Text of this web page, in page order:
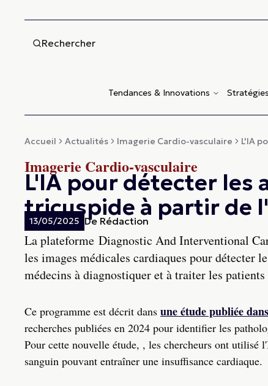
Rechercher
Tendances & Innovations
Accueil Actualités Imagerie Cardio-vasculaire L'IA
Imagerie Cardio-vasculaire
L'IA pour détecter les
tricuspide à partir de
13/05/2025 De Rédaction
La plateforme Diagnostic And Interventional
les images médicales cardiaques pour détecter
médecins à diagnostiquer et à traiter les
Ce programme est décrit dans une étude publiée
recherches publiées en 2024 pour identifier les
Pour cette nouvelle étude, , les chercheurs ont
sanguin pouvant entraîner une insuffisance cardiaque.